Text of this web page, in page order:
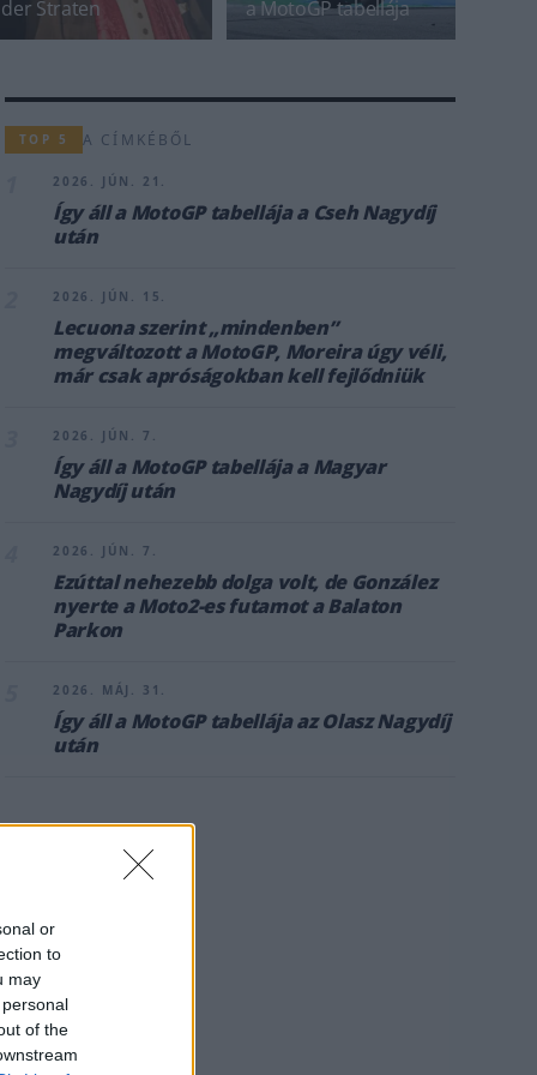
or
to
may
of the
der Straten a MotoGP tabellája
TOP 5 A CÍMKÉBŐL
2026. JÚN. 21.
Így áll a MotoGP tabellája a Cseh Nagydíj
után
2026. JÚN. 15.
Lecuona szerint „mindenben”
megváltozott a MotoGP, Moreira úgy véli,
már csak apróságokban kell fejlődniük
2026. JÚN. 7.
Így áll a MotoGP tabellája a Magyar
Nagydíj után
2026. JÚN. 7.
Ezúttal nehezebb dolga volt, de González
nyerte a Moto2-es futamot a Balaton
Parkon
2026. MÁJ. 31.
Így áll a MotoGP tabellája az Olasz Nagydíj
után